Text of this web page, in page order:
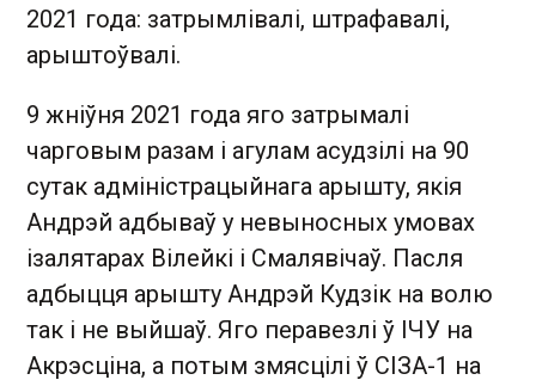
2021 года: затрымлівалі, штрафавалі,
арыштоўвалі.
9 жніўня 2021 года яго затрымалі
чарговым разам і агулам асудзілі на 90
сутак адміністрацыйнага арышту, якія
Андрэй адбываў у невыносных умовах
ізалятарах Вілейкі і Смалявічаў. Пасля
адбыцця арышту Андрэй Кудзік на волю
так і не выйшаў. Яго перавезлі ў ІЧУ на
Акрэсціна, а потым змясцілі ў СІЗА-1 на